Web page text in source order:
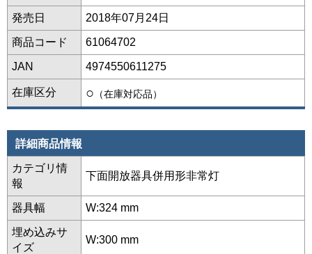
発売日 2018年07月24日
商品コード 61064702
JAN 4974550611275
在庫区分 ○ （在庫対応品）
詳細商品情報
カテゴリ情
報
下面開放器具併用形非常灯
器具幅 W:324 mm
埋め込みサ
イズ
W:300 mm